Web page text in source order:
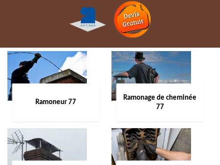
Ramoneur 77
Ramonage de cheminée
77